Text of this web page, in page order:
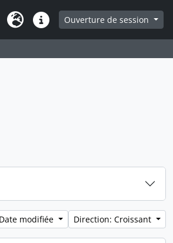
browse page
papier
LangueLiens rapidesOuverture de session
modifiée Direction: Croissant